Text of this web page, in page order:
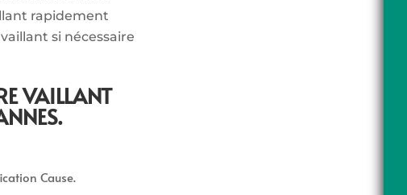
rapidement
si nécessaire
VAILLANT
Cause.